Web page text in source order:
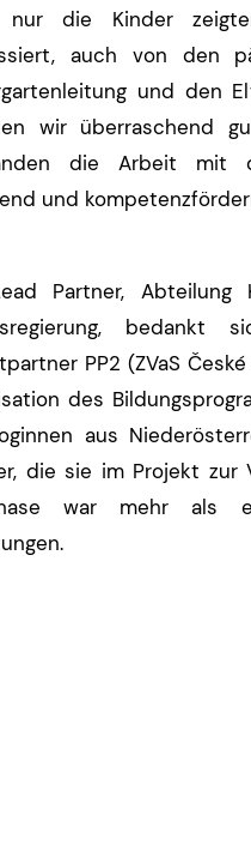
nur die Kinder
auch von den
und den
wir überraschend
die Arbeit mit
und
Partner,
PP2 (ZVaS
des
aus
die sie im Projekt zur
war mehr als